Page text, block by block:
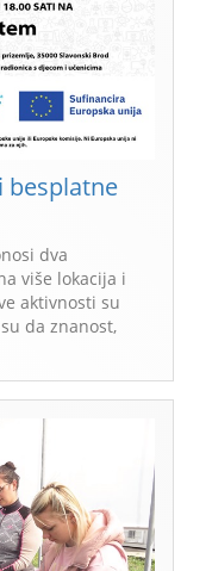
besplatne
dva
više lokacija i
aktivnosti su
da znanost,